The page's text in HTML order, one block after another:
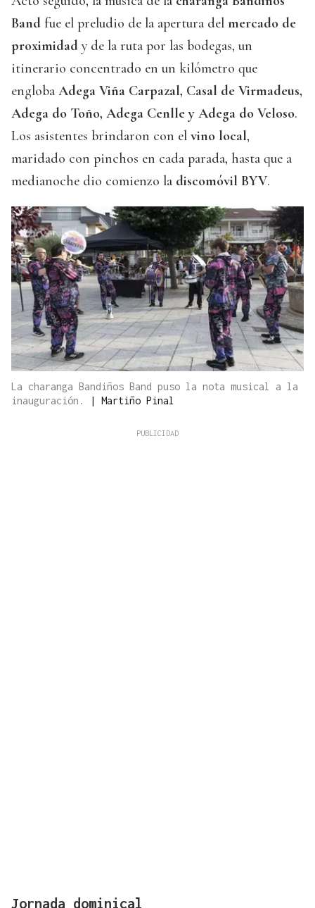
Band fue el preludio de la apertura del mercado de
proximidad y de la ruta por las bodegas, un
itinerario concentrado en un kilómetro que
engloba Adega Viña Carpazal, Casal de Virmadeus,
Adega do Toño, Adega Cenlle y Adega do Veloso.
Los asistentes brindaron con el vino local,
maridado con pinchos en cada parada, hasta que a
medianoche dio comienzo la discomóvil BYV.
La charanga Bandiños Band puso la nota musical a la
inauguración.
| Martiño Pinal
Jornada dominical